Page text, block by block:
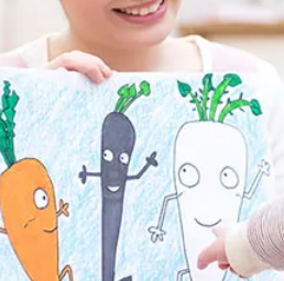
男性保育士
小規模保育園